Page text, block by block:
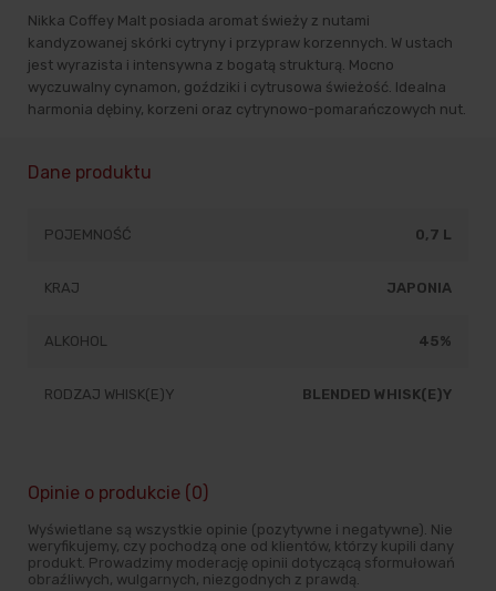
Nikka Coffey Malt posiada aromat świeży z nutami
kandyzowanej skórki cytryny i przypraw korzennych. W ustach
jest wyrazista i intensywna z bogatą strukturą. Mocno
wyczuwalny cynamon, goździki i cytrusowa świeżość. Idealna
harmonia dębiny, korzeni oraz cytrynowo-pomarańczowych nut.
Dane produktu
POJEMNOŚĆ 0,7 L
KRAJ JAPONIA
ALKOHOL 45%
RODZAJ WHISK(E)Y BLENDED WHISK(E)Y
Opinie o produkcie (0)
Wyświetlane są wszystkie opinie (pozytywne i negatywne). Nie
weryfikujemy, czy pochodzą one od klientów, którzy kupili dany
produkt. Prowadzimy moderację opinii dotyczącą sformułowań
obraźliwych, wulgarnych, niezgodnych z prawdą.